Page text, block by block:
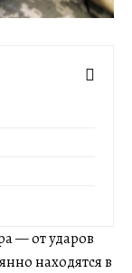
— от ударов
находятся в